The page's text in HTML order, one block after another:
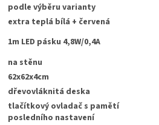
podle výběru varianty
extra teplá bílá + červená
1m LED pásku 4,8W/0,4A
na stěnu
62x62x4cm
dřevovláknitá deska
tlačítkový ovladač s pamětí
posledního nastavení